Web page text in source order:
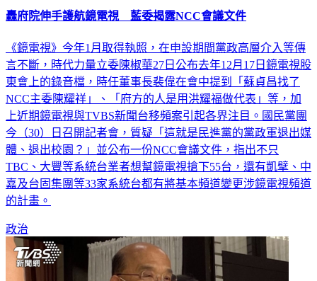
轟府院伸手護航鏡電視 藍委揭露NCC會議文件
《鏡電視》今年1月取得執照，在申設期間黨政高層介入等傳
言不斷，時代力量立委陳椒華27日公布去年12月17日鏡電視股
東會上的錄音檔，時任董事長裴偉在會中提到「蘇貞昌找了
NCC主委陳耀祥」、「府方的人是用洪耀福做代表」等，加
上近期鏡電視與TVBS新聞台移頻案引起各界注目。國民黨團
今（30）日召開記者會，質疑「這就是民進黨的黨政軍退出媒
體、退出校園？」並公布一份NCC會議文件，指出不只
TBC、大豐等系統台業者想幫鏡電視搶下55台，還有凱擘、中
嘉及台固集團等33家系統台都有將基本頻道變更涉鏡電視頻道
的計畫。
政治